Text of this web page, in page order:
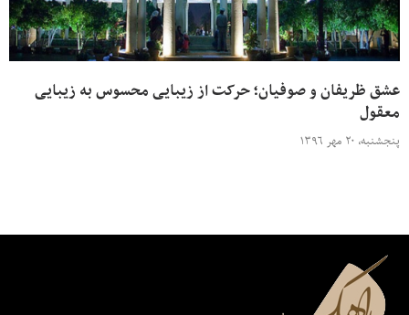
عشق ظریفان و صوفیان؛ حرکت از زیبایی محسوس به زیبایی
معقول
پنجشنبه، ۲۰ مهر ۱۳۹۶